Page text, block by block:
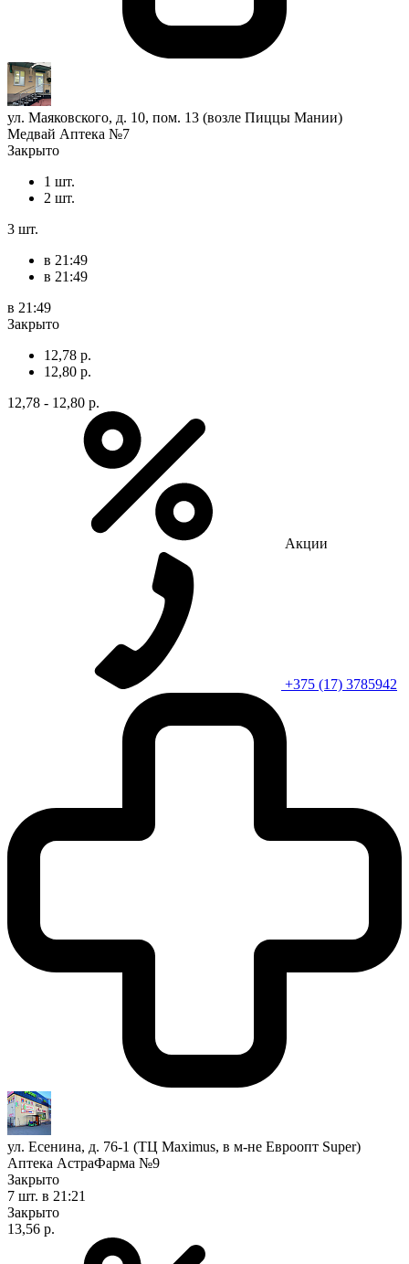
ул. Маяковского, д. 10, пом. 13 (возле Пиццы Мании)
Медвай Аптека №7
Закрыто
1 шт.
2 шт.
3 шт.
в 21:49
в 21:49
в 21:49
Закрыто
12,78 р.
12,80 р.
12,78 - 12,80 р.
Акции
+375 (17) 3785942
ул. Есенина, д. 76-1 (ТЦ Maximus, в м-не Евроопт Super)
Аптека АстраФарма №9
Закрыто
7 шт. в 21:21
Закрыто
13,56 р.